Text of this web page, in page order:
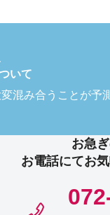
いて
混み合うことが予
お急
お電話にてお